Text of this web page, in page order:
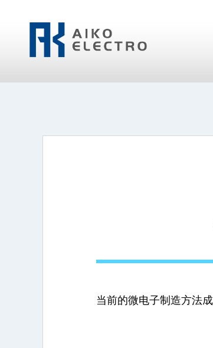
当前的微电子制造方法